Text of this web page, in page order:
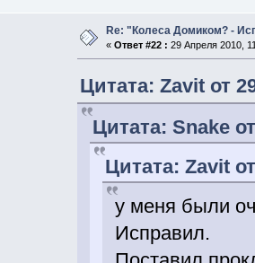
Re: "Колеса Домиком? -
«Ответ #22 : 29 Апреля 2010,
Цитата: Zavit от
Цитата: Snake
Цитата: Zavit
у меня были
Исправил.